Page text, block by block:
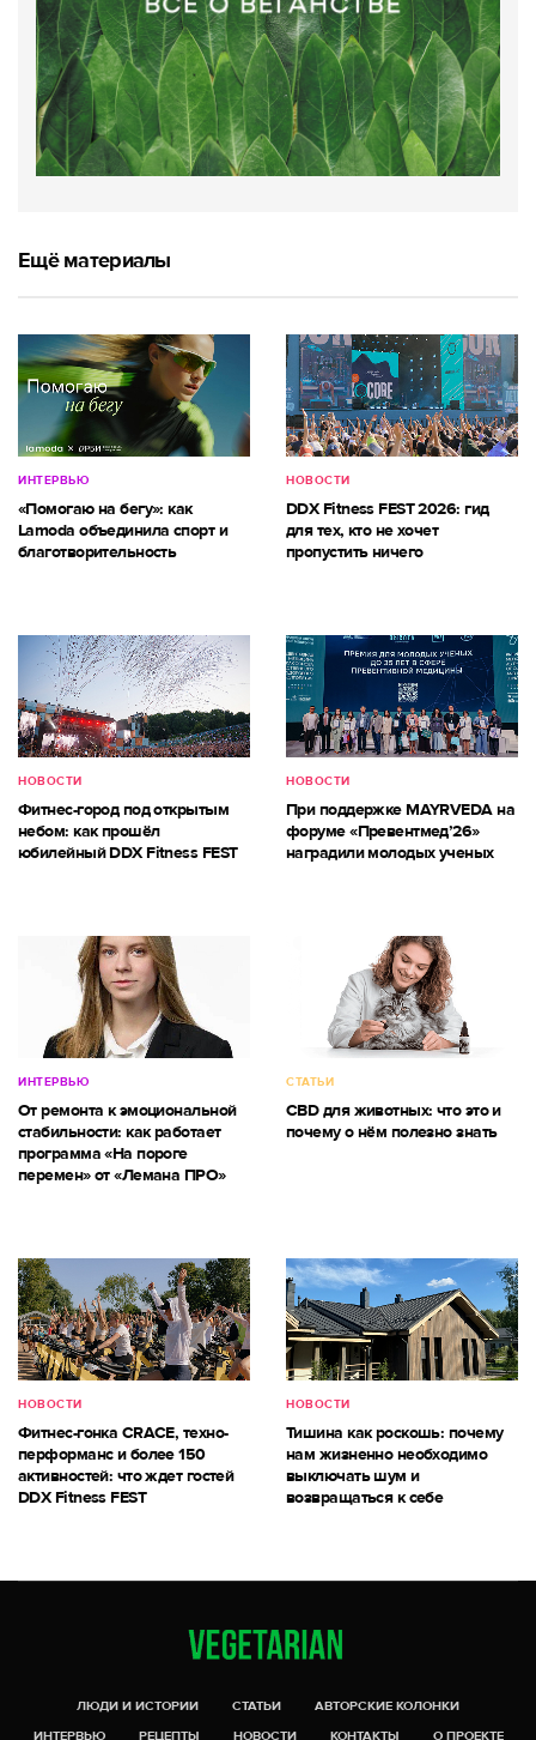
Ещё материалы
ИНТЕРВЬЮ
«Помогаю на бегу»: как
Lamoda объединила спорт и
благотворительность
НОВОСТИ
DDX Fitness FEST 2026: гид
для тех, кто не хочет
пропустить ничего
НОВОСТИ
Фитнес-город под открытым
небом: как прошёл
юбилейный DDX Fitness FEST
НОВОСТИ
При поддержке MAYRVEDA на
форуме «Превентмед’26»
наградили молодых ученых
ИНТЕРВЬЮ
От ремонта к эмоциональной
стабильности: как работает
программа «На пороге
перемен» от «Лемана ПРО»
СТАТЬИ
CBD для животных: что это и
почему о нём полезно знать
НОВОСТИ
Фитнес-гонка CRACE, техно-
перформанс и более 150
активностей: что ждет гостей
DDX Fitness FEST
НОВОСТИ
Тишина как роскошь: почему
нам жизненно необходимо
выключать шум и
возвращаться к себе
ЛЮДИ И ИСТОРИИ СТАТЬИ
АВТОРСКИЕ КОЛОНКИ
ИНТЕРВЬЮ
РЕЦЕПТЫ НОВОСТИ КОНТАКТЫ О ПРОЕКТЕ